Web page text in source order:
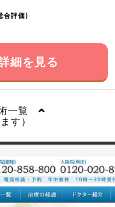
合評価)
細を見る
一覧
す）